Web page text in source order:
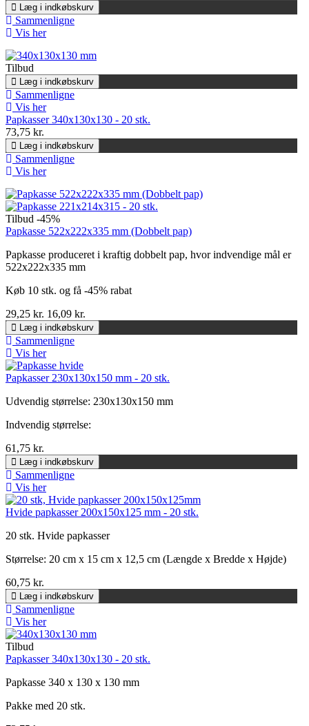
Læg i indkøbskurv
Sammenligne
Vis her
Tilbud
Læg i indkøbskurv
Sammenligne
Vis her
Papkasser 340x130x130 - 20 stk.
73,75 kr.
Læg i indkøbskurv
Sammenligne
Vis her
Tilbud -45%
Papkasse 522x222x335 mm (Dobbelt pap)
Papkasse produceret i kraftig dobbelt pap, hvor indvendige mål er
522x222x335 mm
Køb 10 stk. og få -45% rabat
29,25 kr. 16,09 kr.
Læg i indkøbskurv
Sammenligne
Vis her
Papkasser 230x130x150 mm - 20 stk.
Udvendig størrelse: 230x130x150 mm
Indvendig størrelse:
61,75 kr.
Læg i indkøbskurv
Sammenligne
Vis her
Hvide papkasser 200x150x125 mm - 20 stk.
20 stk. Hvide papkasser
Størrelse: 20 cm x 15 cm x 12,5 cm (Længde x Bredde x Højde)
60,75 kr.
Læg i indkøbskurv
Sammenligne
Vis her
Tilbud
Papkasser 340x130x130 - 20 stk.
Papkasse 340 x 130 x 130 mm
Pakke med 20 stk.